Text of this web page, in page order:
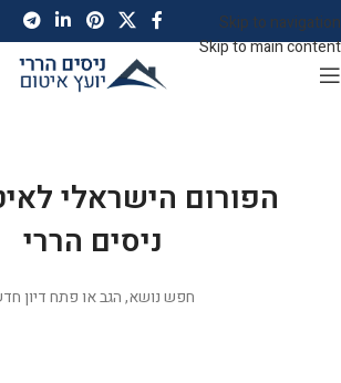
Skip to navigation
Skip to main content
הפורום הישראלי
ניסים הררי
חפש נושא, הגב או פתח דיון